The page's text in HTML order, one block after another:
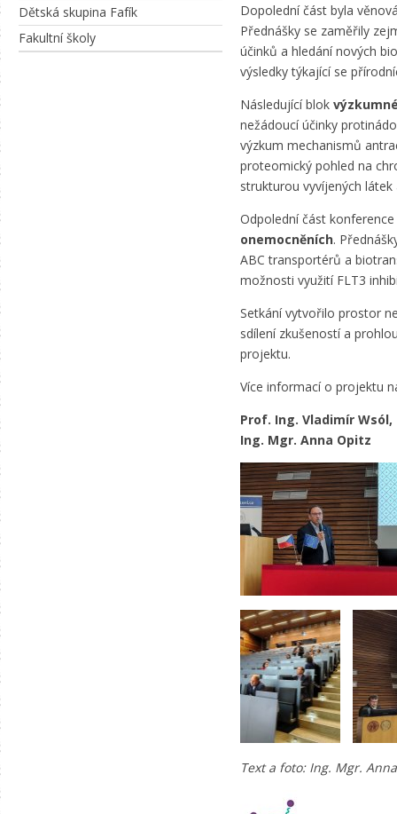
Dětská skupina Fafík
Fakultní školy
Dopolední část byla
Přednášky se zaměřily
účinků a hledání nových
výsledky týkající se
Následující blok
nežádoucí účinky
výzkum mechanismů
proteomický pohled na
strukturou vyvíjených
Odpolední část
onemocněních.
ABC transportérů a
možnosti využití FLT3
Setkání vytvořilo prostor
sdílení zkušeností a
projektu.
Více informací o projektu
Prof. Ing. Vladimír Wsól,
Ing. Mgr. Anna Opitz
Text a foto: Ing. Mgr.